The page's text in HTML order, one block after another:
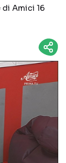
Amici 16